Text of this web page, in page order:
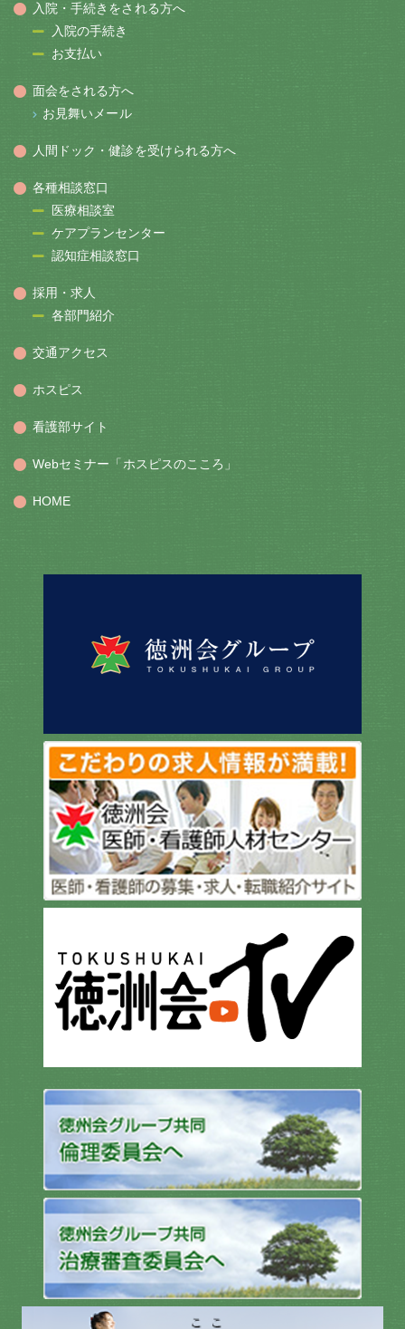
入院・手続きをされる方へ
入院の手続き
お支払い
面会をされる方へ
お見舞いメール
人間ドック・健診を受けられる方へ
各種相談窓口
医療相談室
ケアプランセンター
認知症相談窓口
採用・求人
各部門紹介
交通アクセス
ホスピス
看護部サイト
Webセミナー「ホスピスのこころ」
HOME